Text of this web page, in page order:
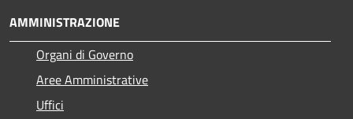
AMMINISTRAZIONE
Organi di Governo
Aree Amministrative
Uffici